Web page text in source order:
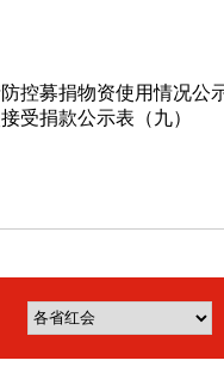
控募捐物资使用情况公
受捐款公示表（九）